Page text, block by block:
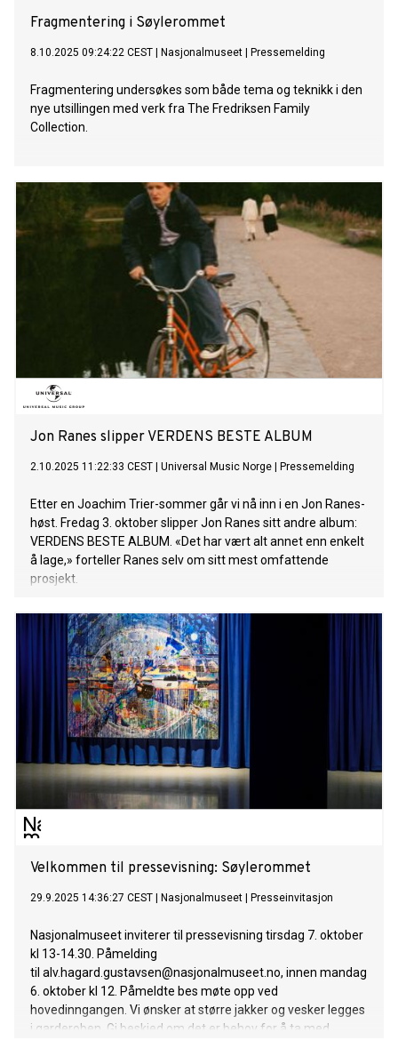
Fragmentering i Søylerommet
8.10.2025 09:24:22 CEST Nasjonalmuseet Pressemelding
Fragmentering undersøkes som både tema og teknikk i den
nye utsillingen med verk fra The Fredriksen Family
Collection.
Jon Ranes slipper VERDENS BESTE ALBUM
2.10.2025 11:22:33 CEST Universal Music Norge Pressemelding
Etter en Joachim Trier-sommer går vi nå inn i en Jon Ranes-
høst. Fredag 3. oktober slipper Jon Ranes sitt andre album:
VERDENS BESTE ALBUM. «Det har vært alt annet enn enkelt
å lage,» forteller Ranes selv om sitt mest omfattende
prosjekt.
Velkommen til pressevisning: Søylerommet
29.9.2025 14:36:27 CEST Nasjonalmuseet Presseinvitasjon
Nasjonalmuseet inviterer til pressevisning tirsdag 7. oktober
kl 13-14.30. Påmelding
til alv.hagard.gustavsen@nasjonalmuseet.no, innen mandag
6. oktober kl 12. Påmeldte bes møte opp ved
hovedinngangen. Vi ønsker at større jakker og vesker legges
i garderoben. Gi beskjed om det er behov for å ta med